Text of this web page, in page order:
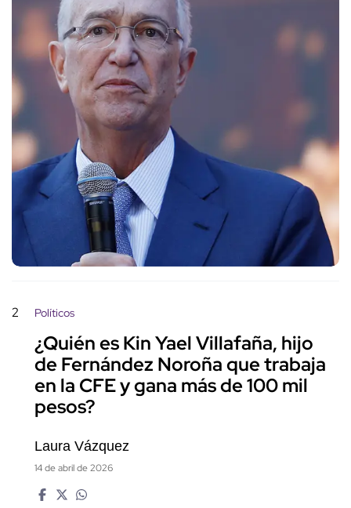
2 Políticos
¿Quién es Kin Yael Villafaña, hijo
de Fernández Noroña que trabaja
en la CFE y gana más de 100 mil
pesos?
Laura Vázquez
14 de abril de 2026